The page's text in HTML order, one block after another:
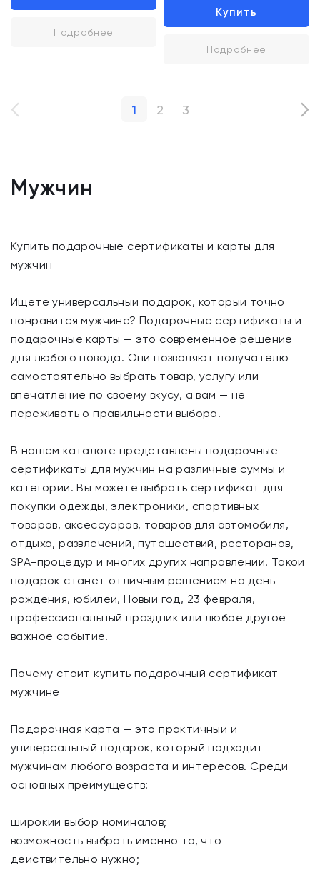
Подробнее
Купить
Подробнее
1 2 3
Мужчин
Купить подарочные сертификаты и карты для
мужчин
Ищете универсальный подарок, который точно
понравится мужчине? Подарочные сертификаты и
подарочные карты — это современное решение
для любого повода. Они позволяют получателю
самостоятельно выбрать товар, услугу или
впечатление по своему вкусу, а вам — не
переживать о правильности выбора.
В нашем каталоге представлены подарочные
сертификаты для мужчин на различные суммы и
категории. Вы можете выбрать сертификат для
покупки одежды, электроники, спортивных
товаров, аксессуаров, товаров для автомобиля,
отдыха, развлечений, путешествий, ресторанов,
SPA-процедур и многих других направлений. Такой
подарок станет отличным решением на день
рождения, юбилей, Новый год, 23 февраля,
профессиональный праздник или любое другое
важное событие.
Почему стоит купить подарочный сертификат
мужчине
Подарочная карта — это практичный и
универсальный подарок, который подходит
мужчинам любого возраста и интересов. Среди
основных преимуществ:
широкий выбор номиналов;
возможность выбрать именно то, что
действительно нужно;